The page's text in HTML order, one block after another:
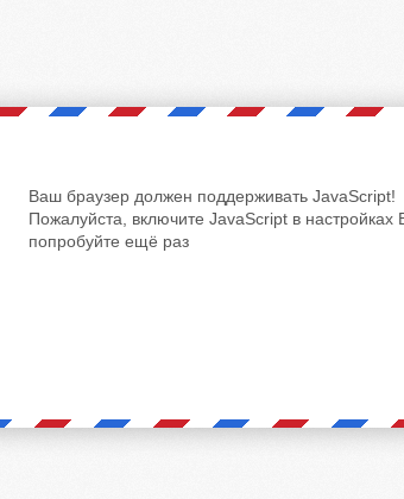
Ваш браузер должен поддерживать JavaScript!
Пожалуйста, включите JavaScript в настройках
попробуйте ещё раз